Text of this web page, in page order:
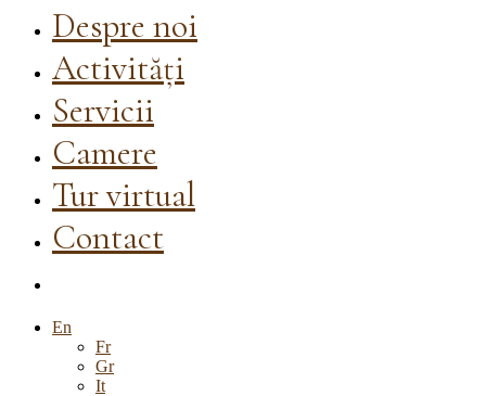
Despre noi
Activități
Servicii
Camere
Tur virtual
Contact
En
Fr
Gr
It